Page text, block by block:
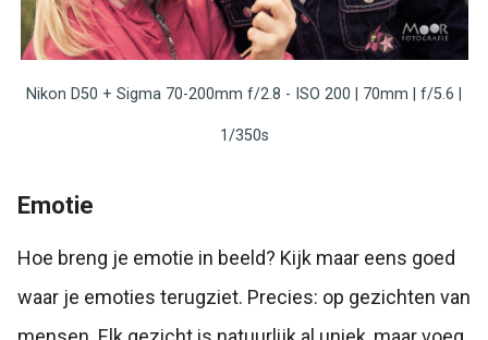
Nikon D50 + Sigma 70-200mm f/2.8 - ISO 200 | 70mm | f/5.6 |
1/350s
Emotie
Hoe breng je emotie in beeld? Kijk maar eens goed
waar je emoties terugziet. Precies: op gezichten van